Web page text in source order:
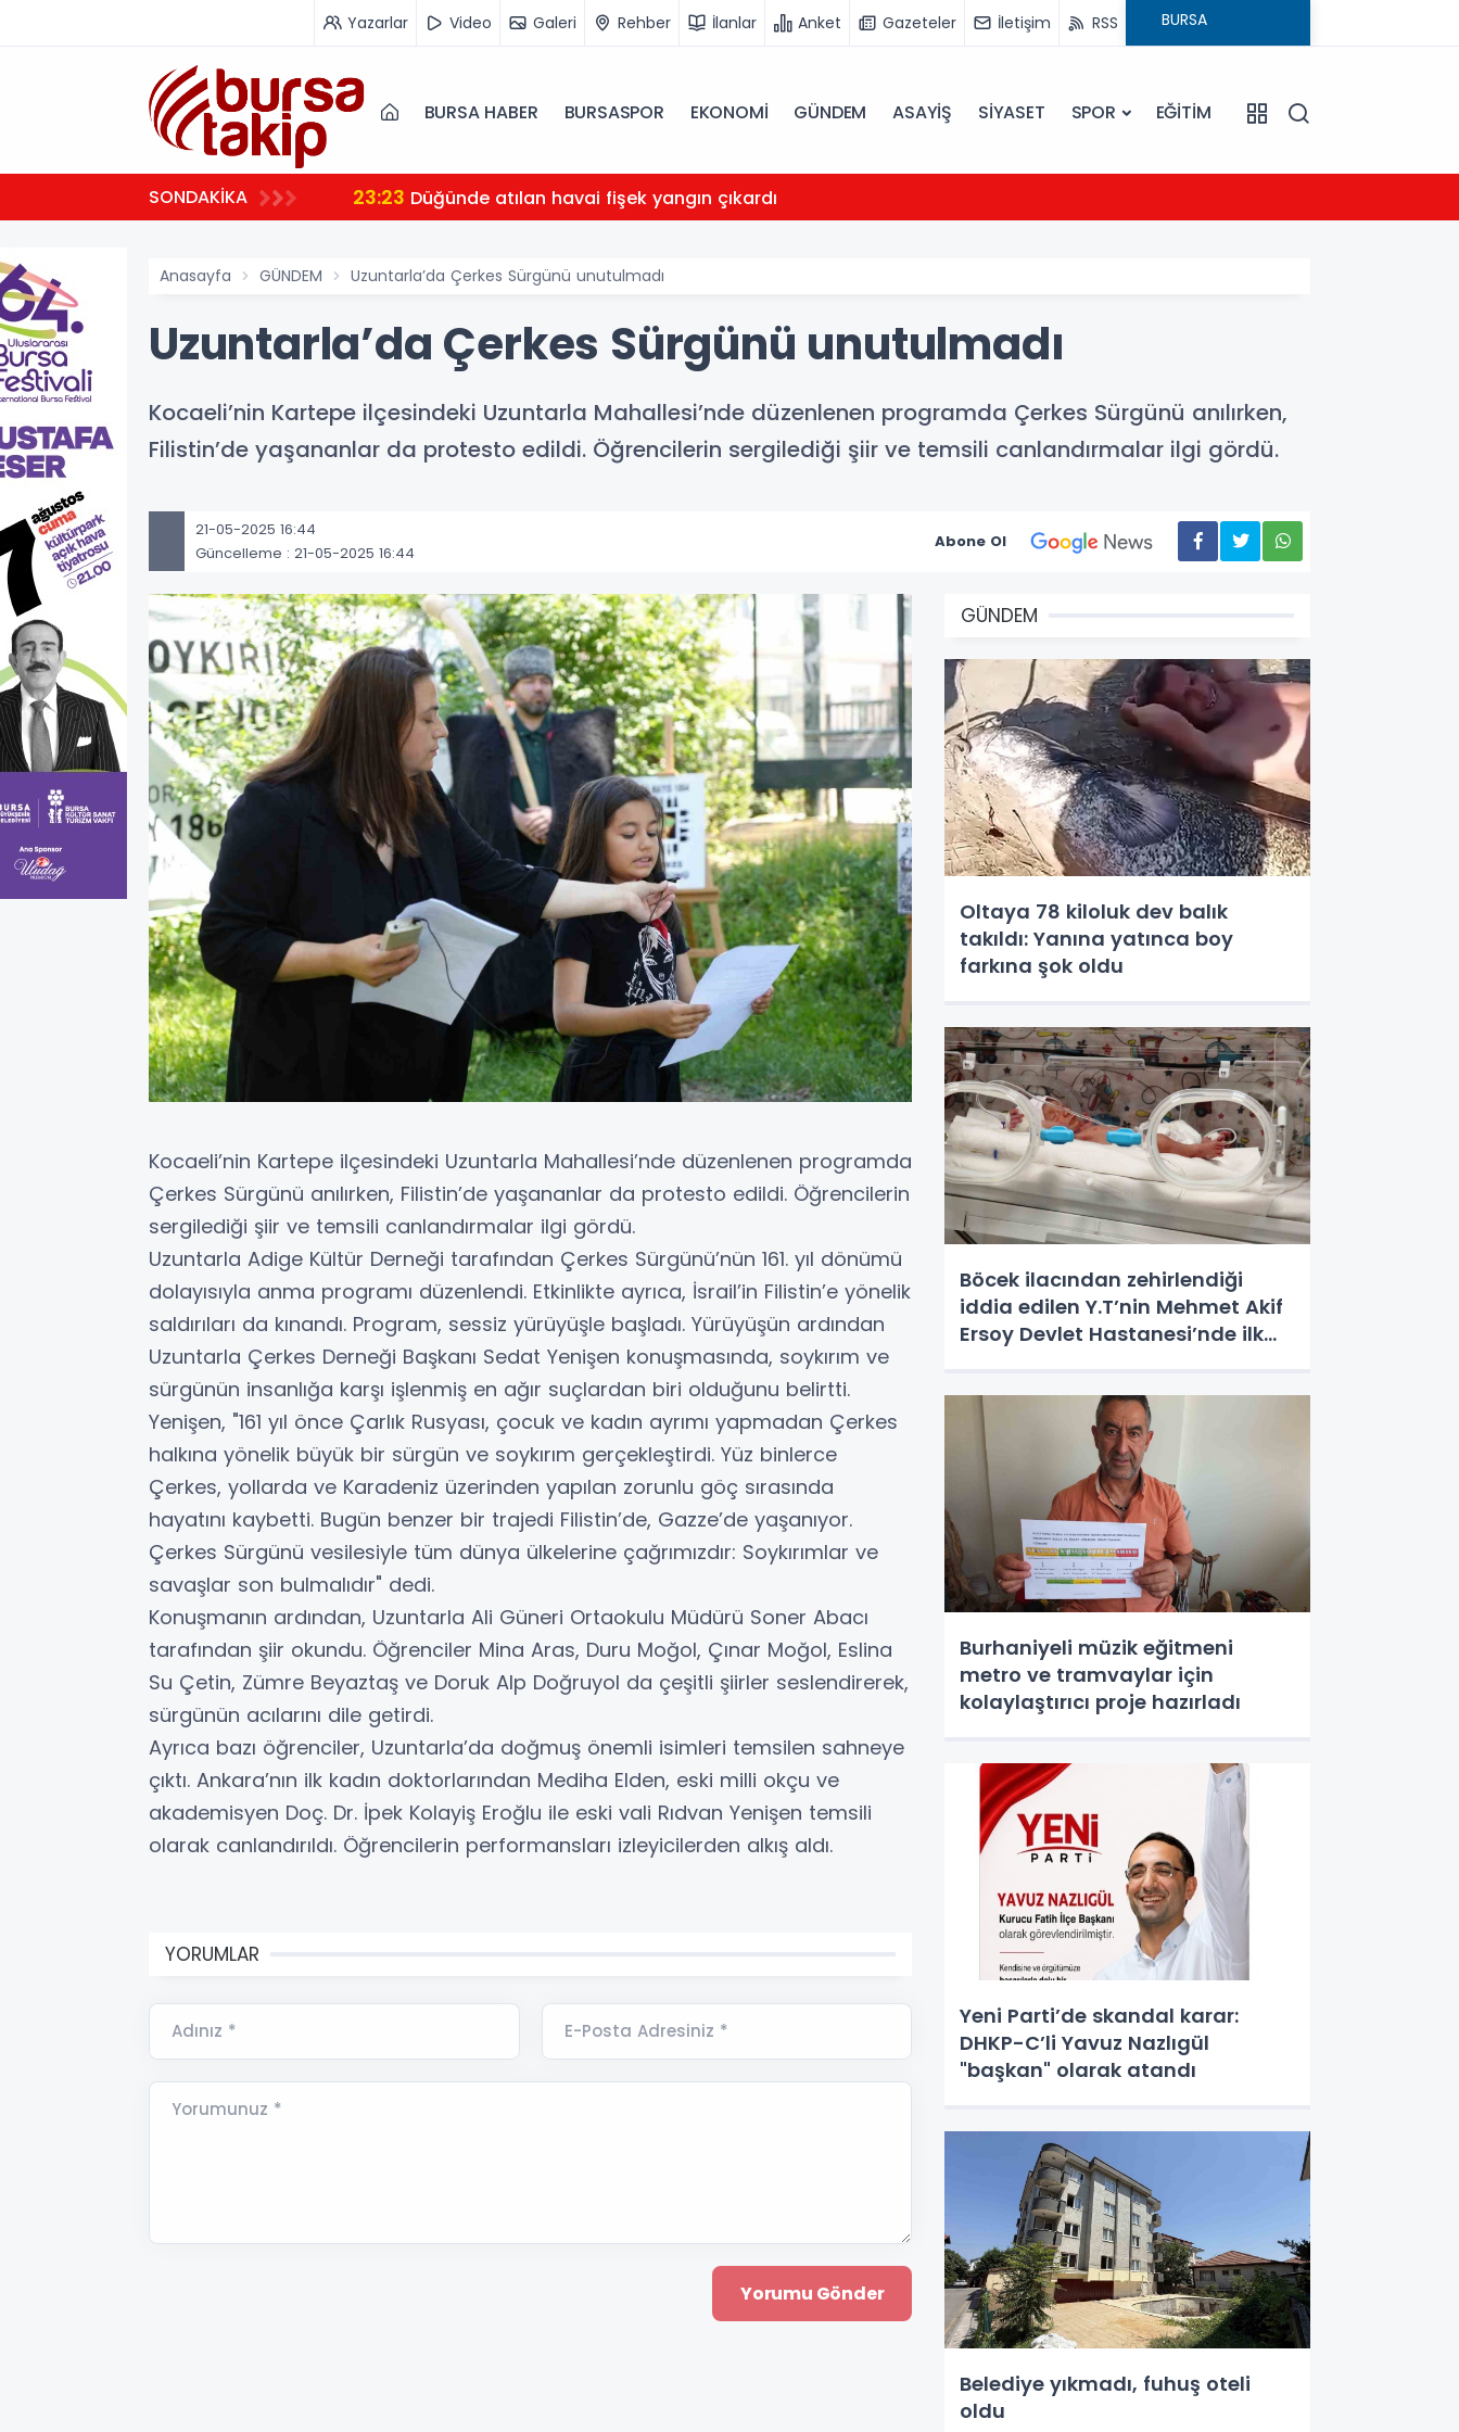
Yazarlar Video Galeri Rehber İlanlar Anket Gazeteler İletişim RSS
BURSA HABER BURSASPOR EKONOMİ GÜNDEM ASAYİŞ SİYASET SPOR EĞİTİM
SONDAKİKA
Ankara’ya sevk edildi 23:23 Düğünde atılan havai fişek yangın çıkardı
Anasayfa GÜNDEM Uzuntarla’da Çerkes Sürgünü unutulmadı
Uzuntarla’da Çerkes Sürgünü unutulmadı
Kocaeli’nin Kartepe ilçesindeki Uzuntarla Mahallesi’nde düzenlenen programda Çerkes Sürgünü anılırken,
Filistin’de yaşananlar da protesto edildi. Öğrencilerin sergilediği şiir ve temsili canlandırmalar ilgi gördü.
21-05-2025 16:44
Güncelleme : 21-05-2025 16:44
Abone Ol
Kocaeli’nin Kartepe ilçesindeki Uzuntarla Mahallesi’nde düzenlenen programda
Çerkes Sürgünü anılırken, Filistin’de yaşananlar da protesto edildi. Öğrencilerin
sergilediği şiir ve temsili canlandırmalar ilgi gördü.
Uzuntarla Adige Kültür Derneği tarafından Çerkes Sürgünü’nün 161. yıl dönümü
dolayısıyla anma programı düzenlendi. Etkinlikte ayrıca, İsrail’in Filistin’e yönelik
saldırıları da kınandı. Program, sessiz yürüyüşle başladı. Yürüyüşün ardından
Uzuntarla Çerkes Derneği Başkanı Sedat Yenişen konuşmasında, soykırım ve
sürgünün insanlığa karşı işlenmiş en ağır suçlardan biri olduğunu belirtti.
Yenişen, "161 yıl önce Çarlık Rusyası, çocuk ve kadın ayrımı yapmadan Çerkes
halkına yönelik büyük bir sürgün ve soykırım gerçekleştirdi. Yüz binlerce
Çerkes, yollarda ve Karadeniz üzerinden yapılan zorunlu göç sırasında
hayatını kaybetti. Bugün benzer bir trajedi Filistin’de, Gazze’de yaşanıyor.
Çerkes Sürgünü vesilesiyle tüm dünya ülkelerine çağrımızdır: Soykırımlar ve
savaşlar son bulmalıdır" dedi.
Konuşmanın ardından, Uzuntarla Ali Güneri Ortaokulu Müdürü Soner Abacı
tarafından şiir okundu. Öğrenciler Mina Aras, Duru Moğol, Çınar Moğol, Eslina
Su Çetin, Zümre Beyaztaş ve Doruk Alp Doğruyol da çeşitli şiirler seslendirerek,
sürgünün acılarını dile getirdi.
Ayrıca bazı öğrenciler, Uzuntarla’da doğmuş önemli isimleri temsilen sahneye
çıktı. Ankara’nın ilk kadın doktorlarından Mediha Elden, eski milli okçu ve
akademisyen Doç. Dr. İpek Kolayiş Eroğlu ile eski vali Rıdvan Yenişen temsili
olarak canlandırıldı. Öğrencilerin performansları izleyicilerden alkış aldı.
YORUMLAR
Adınız * E-Posta Adresiniz *
Yorumunuz *
GÜNDEM
Oltaya 78 kiloluk dev balık
takıldı: Yanına yatınca boy
farkına şok oldu
Böcek ilacından zehirlendiği
iddia edilen Y.T’nin Mehmet Akif
Ersoy Devlet Hastanesi’nde ilk
ortaya çıktı
Burhaniyeli müzik eğitmeni
metro ve tramvaylar için
kolaylaştırıcı proje hazırladı
Yeni Parti’de skandal karar:
DHKP-C’li Yavuz Nazlıgül
"başkan" olarak atandı
Belediye yıkmadı, fuhuş oteli
oldu